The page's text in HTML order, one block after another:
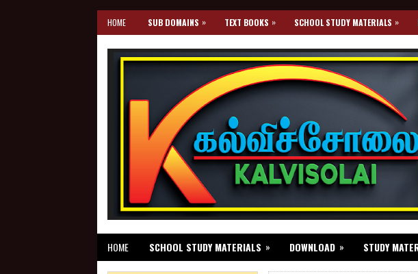
HOME SUB DOMAINS » TEXT BOOKS » SCHOOL STUDY MATERIALS »
HOME SCHOOL STUDY MATERIALS » DOWNLOAD » STUDY